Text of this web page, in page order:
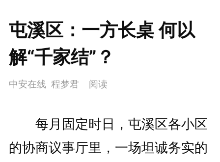
屯溪区：一方长桌 何以
解“千家结”？
中安在线 程梦君 阅读
每月固定时日，屯溪区各小区
的协商议事厅里，一场坦诚务实的